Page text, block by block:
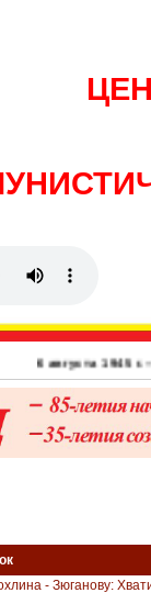
6 августа 1945 г. –
- Зюганову: